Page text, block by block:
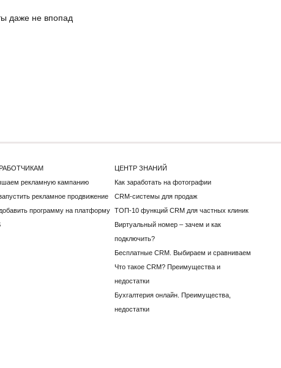
даже не впопад
рекламную кампанию
рекламное продвижение
программу на платформу
ЦЕНТР ЗНАНИЙ
Как заработать на фотографии
CRM-системы для продаж
ТОП-10 функций CRM для частных клиник
Виртуальный номер – зачем и как
подключить?
Бесплатные CRM. Выбираем и сравниваем
Что такое CRM? Преимущества и
недостатки
Бухгалтерия онлайн. Преимущества,
недостатки